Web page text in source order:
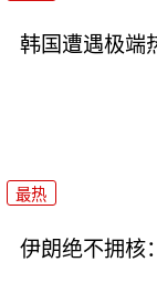
韩国遭遇极端
最热
伊朗绝不拥核